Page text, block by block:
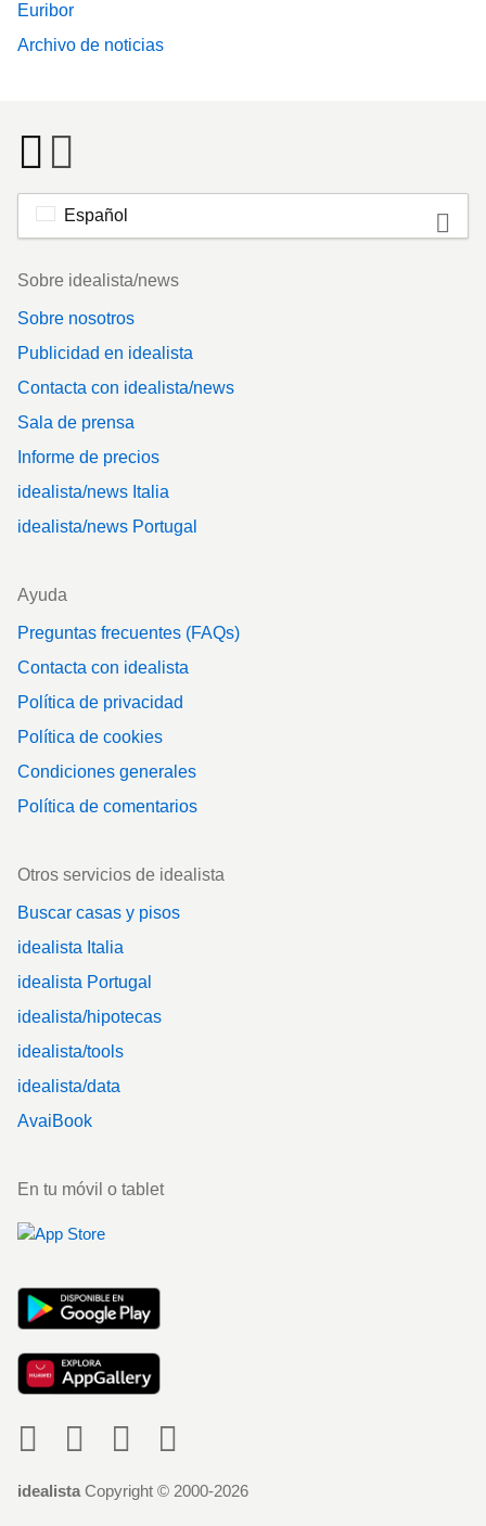
Euribor
Archivo de noticias
Español
Footer
Sobre idealista/news
Sobre nosotros
Publicidad en idealista
Contacta con idealista/news
Sala de prensa
Informe de precios
idealista/news Italia
idealista/news Portugal
Ayuda
Preguntas frecuentes (FAQs)
Contacta con idealista
Política de privacidad
Política de cookies
Condiciones generales
Política de comentarios
Otros servicios de idealista
Buscar casas y pisos
idealista Italia
idealista Portugal
idealista/hipotecas
idealista/tools
idealista/data
AvaiBook
En tu móvil o tablet
idealista Copyright © 2000-2026